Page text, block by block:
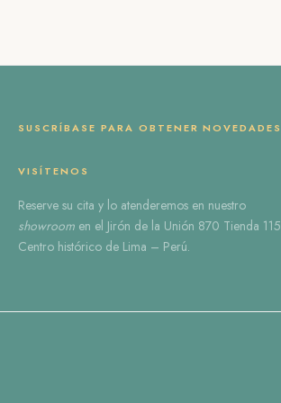
SUSCRÍBASE PARA OBTENER NOVEDADES
VISÍTENOS
Reserve su cita y lo atenderemos en nuestro
showroomen el Jirón de la Unión 870 Tienda 115
Centro histórico de Lima – Perú.